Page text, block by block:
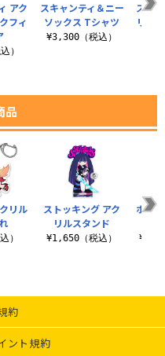
アク
フィ
）
スキャンティ＆ニー
ソックス Tシャツ
¥3,300（税込）
スト
リル
品
リル
）
ストッキング アク
リルスタンド
¥1,650（税込）
ポリ
約
ント規約